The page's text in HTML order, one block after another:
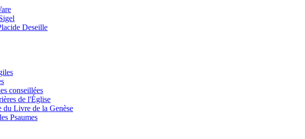
Deseille
conseillées
de l'Église
du Livre de la Genèse
Psaumes